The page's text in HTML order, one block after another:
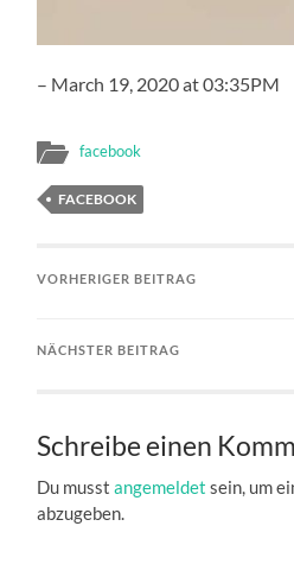
– March 19, 2020 at 03:35PM
facebook
FACEBOOK
VORHERIGER BEITRAG
NÄCHSTER BEITRAG
Schreibe einen
Du musstangemeldet sein, um
abzugeben.